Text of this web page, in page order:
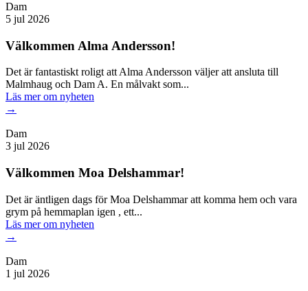
Dam
5 jul 2026
Välkommen Alma Andersson!
Det är fantastiskt roligt att Alma Andersson väljer att ansluta till
Malmhaug och Dam A. En målvakt som...
Läs merom nyheten
→
Dam
3 jul 2026
Välkommen Moa Delshammar!
Det är äntligen dags för Moa Delshammar att komma hem och vara
grym på hemmaplan igen , ett...
Läs merom nyheten
→
Dam
1 jul 2026